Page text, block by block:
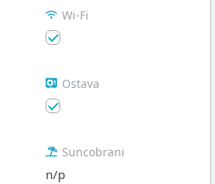
Wi-Fi
Ostava
Suncobrani
n/p